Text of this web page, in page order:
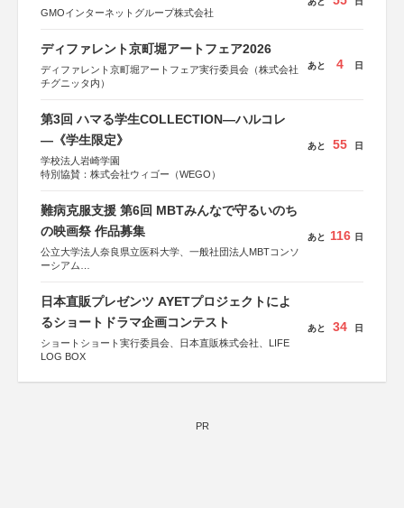
GMOインターネットグループ株式会社
ディファレント京町堀アートフェア2026
ディファレント京町堀アートフェア実行委員会（株式会社
チグニッタ内）
あと 4 日
第3回 ハマる学生COLLECTION―ハルコレ
―《学生限定》
学校法人岩崎学園
特別協賛：株式会社ウィゴー（WEGO）
あと 55 日
難病克服支援 第6回 MBTみんなで守るいのち
の映画祭 作品募集
公立大学法人奈良県立医科大学、一般社団法人MBTコンソ
ーシアム
協力：読売新聞社
後援：厚生労働省
文部科学省
日本経済団体連合会
関西経済連合会
あと 116 日
日本直販プレゼンツ AYETプロジェクトによ
るショートドラマ企画コンテスト
ショートショート実行委員会、日本直販株式会社、LIFE
LOG BOX
あと 34 日
PR